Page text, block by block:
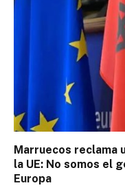
Marruecos reclama
la UE: No somos el
Europa